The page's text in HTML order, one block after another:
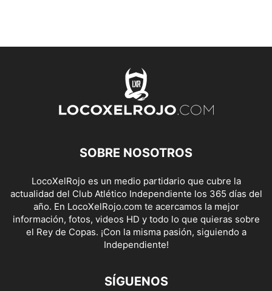
SOBRE NOSOTROS
LocoXelRojo es un medio partidario que cubre la
actualidad del Club Atlético Independiente los 365 días del
año. En LocoXelRojo.com te acercamos la mejor
información, fotos, videos HD y todo lo que quieras sobre
el Rey de Copas. ¡Con la misma pasión, siguiendo a
Independiente!
SÍGUENOS